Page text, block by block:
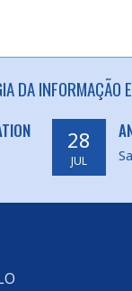
DA INFORMAÇÃO
28
JUL